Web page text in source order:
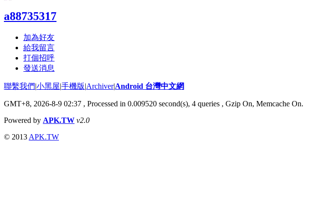
a88735317
加為好友
給我留言
打個招呼
發送消息
聯繫我們|小黑屋|手機版|Archiver|Android 台灣中文網
GMT+8, 2026-8-9 02:37 , Processed in 0.009520 second(s), 4 queries , Gzip On, Memcache On.
Powered by APK.TW v2.0
© 2013 APK.TW